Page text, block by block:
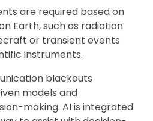
are required based on
Earth, such as radiation
or transient events
instruments.
blackouts
models and
making. AI is integrated